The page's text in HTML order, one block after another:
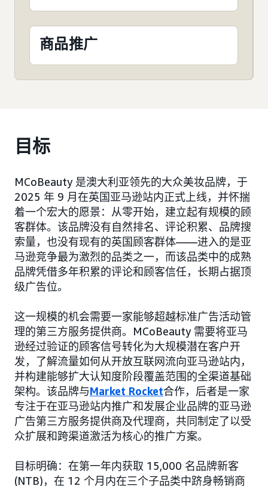
商品推广
目标
MCoBeauty 是澳大利亚领先的大众美妆品牌，于
2025 年 9 月在英国亚马逊站内正式上线，并怀揣
着一个宏大的愿景：从零开始，建立起有规模的顾
客群体。该品牌没有自然排名、评论积累、品牌搜
索量，也没有现有的英国顾客群体——进入的是亚
马逊竞争最为激烈的品类之一，而该品类中的成熟
品牌凭借多年积累的评论和顾客信任，长期占据顶
级广告位。
这一规模的机会需要一家能够超越标准广告活动管
理的第三方服务提供商。MCoBeauty 需要将亚马
逊经过验证的顾客信号转化为大规模潜在客户开
发，了解流量如何从开放互联网流向亚马逊站内，
并构建能够扩大认知度阶段覆盖范围的全渠道基础
架构。该品牌与Market Rocket合作，后者是一家
专注于在亚马逊站内推广和发展企业品牌的亚马逊
广告第三方服务提供商及代理商，共同制定了以受
众扩展和跨渠道激活为核心的推广方案。
目标明确：在第一年内获取 15,000 名品牌新客
(NTB)，在 12 个月内在三个子品类中跻身畅销商